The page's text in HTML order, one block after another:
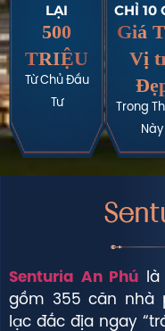
LẠI
500
TRIỆU
Từ Chủ Đầu
Tư
CHỈ 10
Giá
Vị
Trong
Này
Senturia An Phú là
gồm 355 căn nhà
lạc đắc địa ngay